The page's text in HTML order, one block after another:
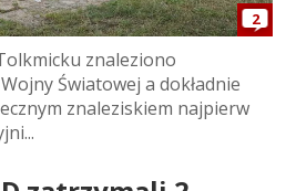
2
znaleziono
Światowej a dokładnie
znaleziskiem najpierw